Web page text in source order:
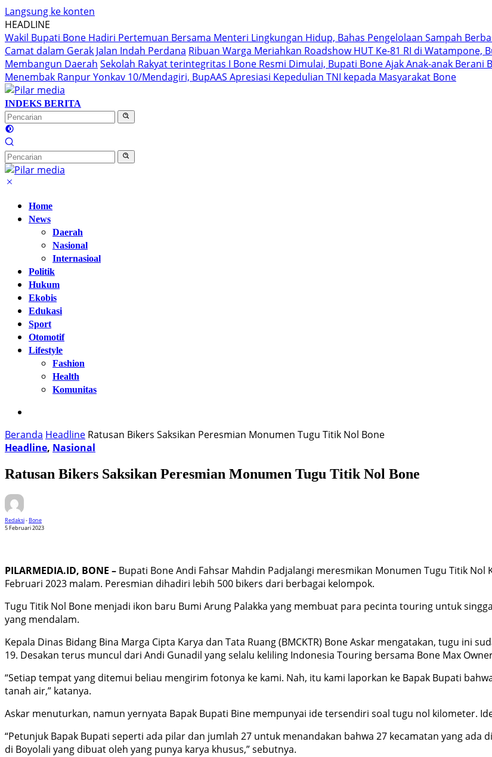
Langsung ke konten
HEADLINE
Wakil Bupati Bone Hadiri Pertemuan Bersama Menteri Lingkungan Hidup, Bahas Pengelolaan Sampah
Camat dalam Gerak Jalan Indah Perdana Ribuan Warga Meriahkan Roadshow HUT Ke-81 RI di
Membangun Daerah Sekolah Rakyat terintegritas I Bone Resmi Dimulai, Bupati Bone Ajak Anak-anak
Menembak Ranpur Yonkav 10/Mendagiri, BupAAS Apresiasi Kepedulian TNI kepada Masyarakat Bone
INDEKS BERITA
Home
News
Daerah
Nasional
Internasioal
Politik
Hukum
Ekobis
Edukasi
Sport
Otomotif
Lifestyle
Fashion
Health
Komunitas
Beranda Headline Ratusan Bikers Saksikan Peresmian Monumen Tugu Titik Nol Bone
Headline, Nasional
Ratusan Bikers Saksikan Peresmian Monumen Tugu Titik Nol Bone
Redaksi-Bone
5 Februari 2023
PILARMEDIA.ID, BONE – Bupati Bone Andi Fahsar Mahdin Padjalangi meresmikan Monumen Tugu Titik
Februari 2023 malam. Peresmian dihadiri lebih 500 bikers dari berbagai kelompok.
Tugu Titik Nol Bone menjadi ikon baru Bumi Arung Palakka yang membuat para pecinta touring untuk
yang mendalam.
Kepala Dinas Bidang Bina Marga Cipta Karya dan Tata Ruang (BMCKTR) Bone Askar mengatakan, tugu ini
19. Desakan terus muncul dari Andi Gunadil yang selalu keliling Indonesia Touring bersama Bone Max
“Setiap tempat yang ditemui beliau mengirim fotonya ke kami. Nah, itu kami laporkan ke Bapak Bupati
tanah air,” katanya.
Askar menuturkan, namun yernyata Bapak Bupati Bine mempunyai ide tersendiri soal tugu nol kilometer.
“Petunjuk Bapak Bupati seperti ada pilar dan jumlah 27 untuk menandakan bahwa 27 kecamatan yang ada
di Boyolali yang dibuat oleh yang punya karya khusus,” sebutnya.